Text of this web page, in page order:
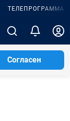
ТЕЛЕПРОГРАММА
Согласен